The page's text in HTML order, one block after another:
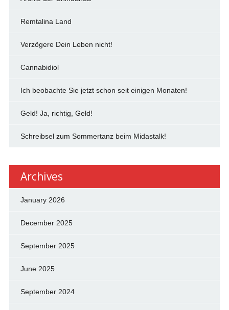
Remtalina Land
Verzögere Dein Leben nicht!
Cannabidiol
Ich beobachte Sie jetzt schon seit einigen Monaten!
Geld! Ja, richtig, Geld!
Schreibsel zum Sommertanz beim Midastalk!
Archives
January 2026
December 2025
September 2025
June 2025
September 2024